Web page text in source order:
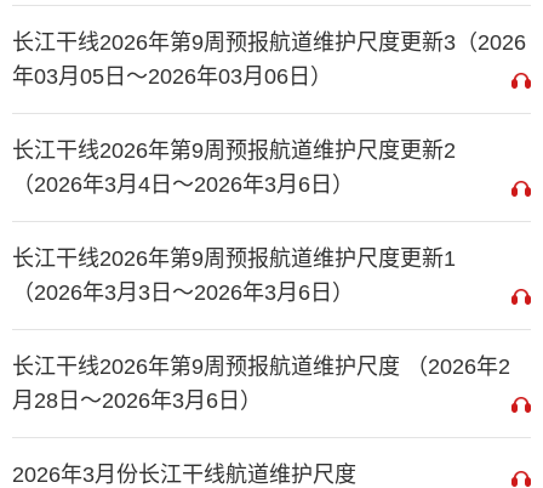
长江干线2026年第9周预报航道维护尺度更新3（2026
年03月05日～2026年03月06日）
长江干线2026年第9周预报航道维护尺度更新2
（2026年3月4日～2026年3月6日）
长江干线2026年第9周预报航道维护尺度更新1
（2026年3月3日～2026年3月6日）
长江干线2026年第9周预报航道维护尺度 （2026年2
月28日～2026年3月6日）
2026年3月份长江干线航道维护尺度